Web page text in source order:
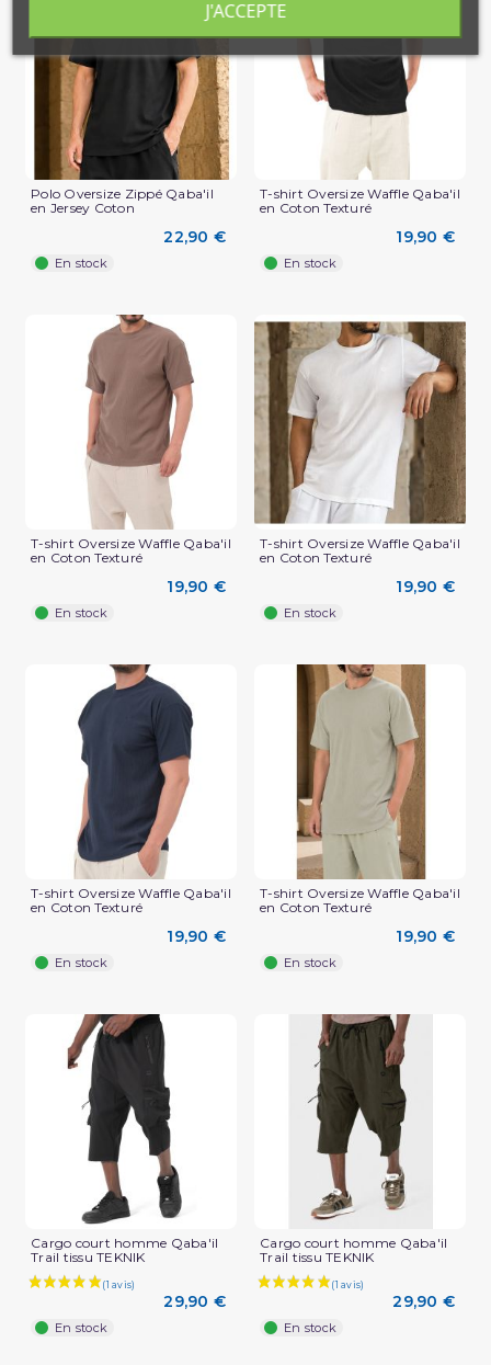
(2 avis)
(2 avis)
(2 avis)
Polo Oversize Zippé Qaba'il
en Jersey Coton
22,90 €
En stock
T-shirt Oversize Waffle Qaba'il
en Coton Texturé
19,90 €
En stock
T-shirt Oversize Waffle Qaba'il
en Coton Texturé
19,90 €
En stock
T-shirt Oversize Waffle Qaba'il
en Coton Texturé
19,90 €
En stock
T-shirt Oversize Waffle Qaba'il
en Coton Texturé
19,90 €
En stock
T-shirt Oversize Waffle Qaba'il
en Coton Texturé
19,90 €
En stock
Cargo court homme Qaba'il
Trail tissu TEKNIK
29,90 €
En stock
Cargo court homme Qaba'il
Trail tissu TEKNIK
29,90 €
En stock
J'ACCEPTE